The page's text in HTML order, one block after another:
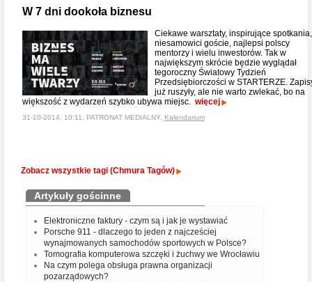
W 7 dni dookoła biznesu
Ciekawe warsztaty, inspirujące spotkania,
niesamowici goście, najlepsi polscy
mentorzy i wielu inwestorów. Tak w
największym skrócie będzie wyglądał
tegoroczny Światowy Tydzień
Przedsiębiorczości w STARTERZE.
już ruszyły, ale nie warto zwlekać, bo na
większość z wydarzeń szybko ubywa miejsc. więcej
31-10-2014, 10:11, PATRONAT MEDIALNY, Kalendarium
Zobacz wszystkie tagi (Chmura Tagów)
Artykuły gościnne
Elektroniczne faktury - czym są i jak je wystawiać
Porsche 911 - dlaczego to jeden z najcześciej
wynajmowanych samochodów sportowych w Polsce?
Tomografia komputerowa szczęki i żuchwy we Wrocławiu
Na czym polega obsługa prawna organizacji
pozarządowych?